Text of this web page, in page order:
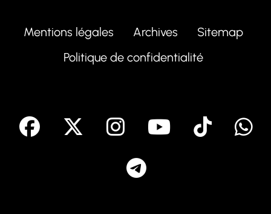
Mentions légales Archives
Sitemap
Politique de confidentialité
facebook Instagram
Youtube
Tik